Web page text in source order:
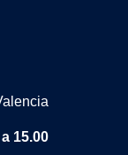
15.00